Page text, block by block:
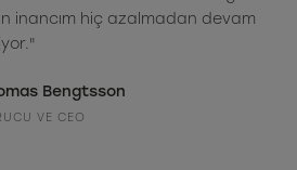
inancım hiç azalmadan devam
Bengtsson
VE CEO